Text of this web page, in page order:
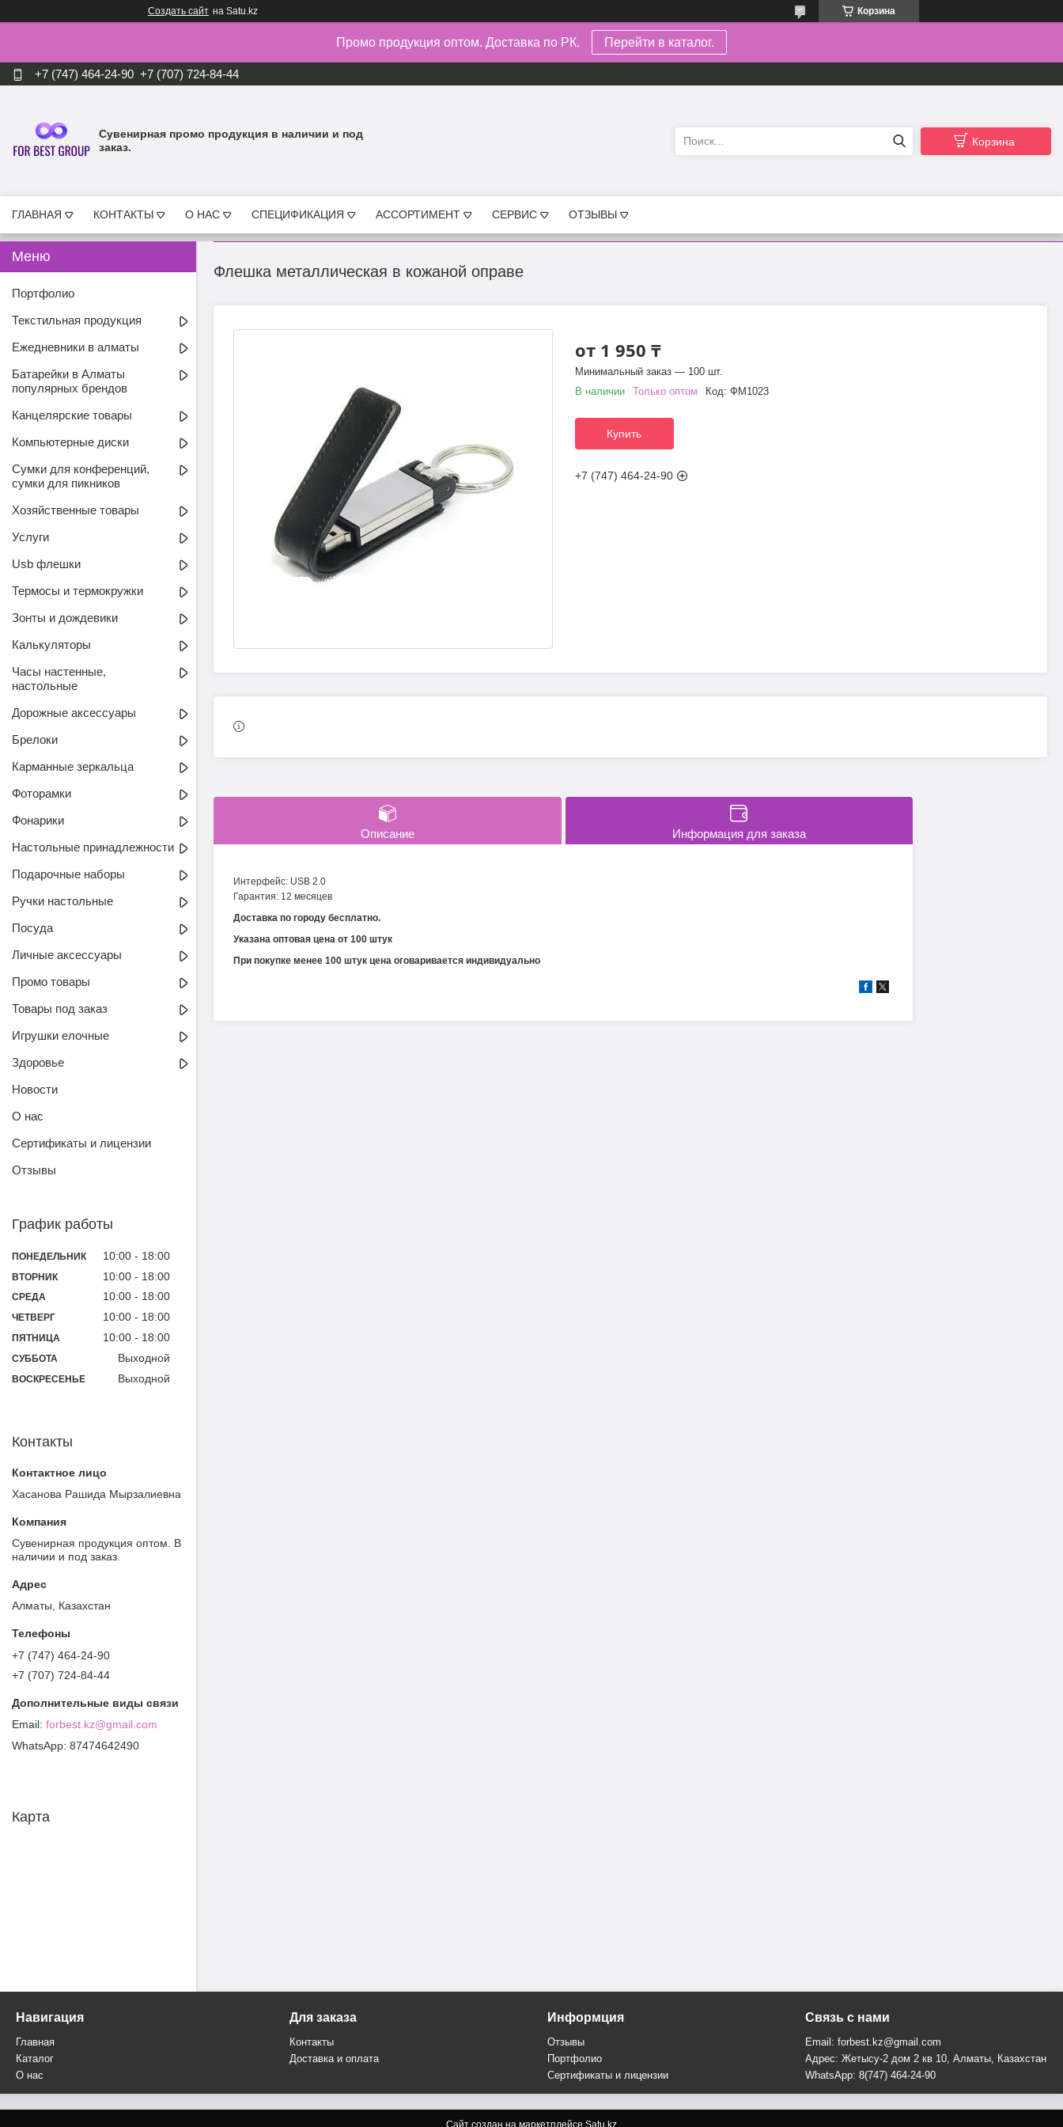
Создать сайт на Satu.kz Корзина
Промо продукция оптом. Доставка по РК. Перейти в каталог.
+7 (747) 464-24-90 +7 (707) 724-84-44
Cувенирная промо продукция в наличии и под
заказ.
Корзина
ГЛАВНАЯ КОНТАКТЫ О НАС СПЕЦИФИКАЦИЯ АССОРТИМЕНТ СЕРВИС ОТЗЫВЫ
Флешка металлическая в кожаной оправе
от 1 950 ₸
Минимальный заказ — 100 шт.
В наличии
Только оптом Код: ФМ1023
Купить
+7 (747) 464-24-90
Описание Информация для заказа
Интерфейс: USB 2.0
Гарантия: 12 месяцев
Доставка по городу бесплатно.
Указана оптовая цена от 100 штук
При покупке менее 100 штук цена оговаривается индивидуально
Портфолио
Текстильная продукция
Ежедневники в алматы
Батарейки в Алматы
популярных брендов
Канцелярские товары
Компьютерные диски
Сумки для конференций,
сумки для пикников
Хозяйственные товары
Услуги
Usb флешки
Термосы и термокружки
Зонты и дождевики
Калькуляторы
Часы настенные,
настольные
Дорожные аксессуары
Брелоки
Карманные зеркальца
Фоторамки
Фонарики
Настольные принадлежности
Подарочные наборы
Ручки настольные
Посуда
Личные аксессуары
Промо товары
Товары под заказ
Игрушки елочные
Здоровье
Новости
О нас
Сертификаты и лицензии
Отзывы
График работы
ПОНЕДЕЛЬНИК 10:00 18:00
ВТОРНИК 10:00 18:00
СРЕДА 10:00 18:00
ЧЕТВЕРГ 10:00 18:00
ПЯТНИЦА 10:00 18:00
СУББОТА Выходной
ВОСКРЕСЕНЬЕ Выходной
Контакты
Хасанова Рашида Мырзалиевна
Cувенирная продукция оптом. В
наличии и под заказ.
Алматы, Казахстан
+7 (747) 464-24-90
+7 (707) 724-84-44
forbest.kz@gmail.com
87474642490
Карта
Навигация
Главная
Каталог
О нас
Для заказа
Контакты
Доставка и оплата
Информция
Отзывы
Портфолио
Сертификаты и лицензии
Связь с нами
Email: forbest.kz@gmail.com
Адрес: Жетысу-2 дом 2 кв 10, Алматы, Казахстан
WhatsApp: 8(747) 464-24-90